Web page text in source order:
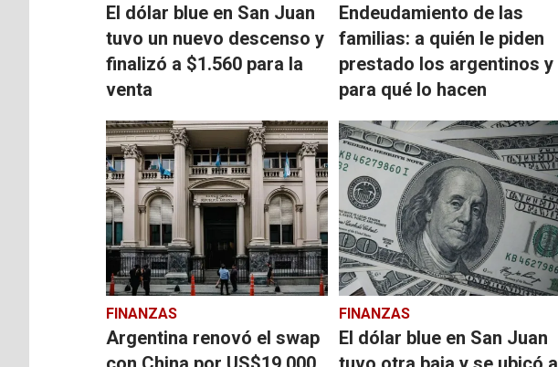
El dólar blue en San Juan
tuvo un nuevo descenso y
finalizó a $1.560 para la
venta
Endeudamiento de las
familias: a quién le piden
prestado los argentinos y
para qué lo hacen
FINANZAS
Argentina renovó el swap
FINANZAS
El dólar blue en San Juan